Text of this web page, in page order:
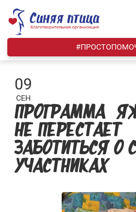
content
09
СЕН
ПРОГРАММА
НЕ ПЕРЕСТАЕТ
ЗАБОТИТЬСЯ О
УЧАСТНИКАХ